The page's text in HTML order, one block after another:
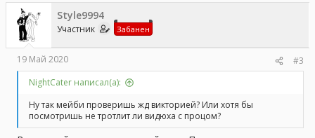
Style9994
Участник Забанен
19 Май 2020
#3
NightCater написал(а):
Ну так мейби проверишь жд викторией? Или хотя бы
посмотришь не тротлит ли видюха с процом?